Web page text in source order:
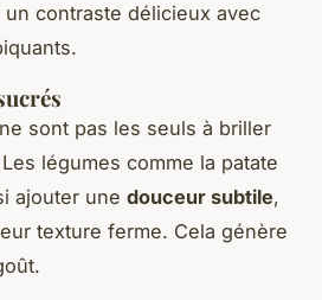
contraste délicieux avec
sont pas les seuls à briller
légumes comme la patate
ajouter une douceur subtile,
texture ferme. Cela génère